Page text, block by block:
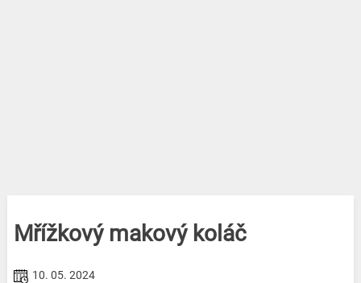
Mřížkový makový koláč
10. 05. 2024